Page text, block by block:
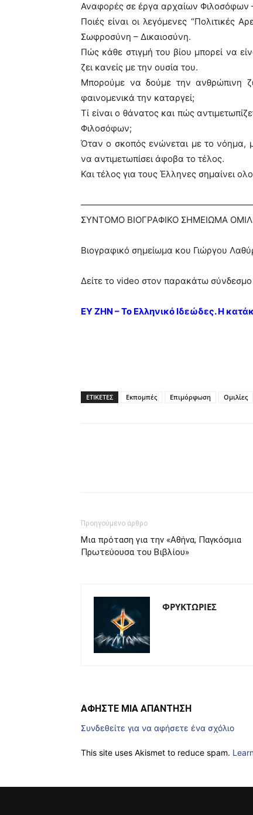
Αναφορές σε έργα αρχαίων Φιλοσόφων
Ποιές είναι οι λεγόμενες “Πολιτικές
Σωφροσύνη – Δικαιοσύνη.
Πώς κάθε στιγμή του βίου μπορεί να
ζει κανείς με την ουσία του.
Μπορούμε να δούμε την ανθρώπινη
φαινομενικά την καταργεί;
Τί είναι ο θάνατος και πώς
Φιλοσόφων;
Όταν ο σκοπός ενώνεται με το
να αντιμετωπίσει άφοβα το τέλος.
Και τέλος για τους Έλληνες σημαίνει
ΣΥΝΤΟΜΟ ΒΙΟΓΡΑΦΙΚΟ ΣΗΜΕΙΩΜΑ
Βιογραφικό σημείωμα κου Γιώργου
Δείτε το video στον παρακάτω σύνδεσμο
ΕΥ ΖΗΝ – Το Ελληνικό Ιδεώδες. Η
ΕΤΙΚΕΤΕΣ Εκπομπές Επιμόρφωση Ομιλίες
Προηγούμενο άρθρο
Μια πρόταση για την «Αθήνα, Παγκόσμια
Πρωτεύουσα του Βιβλίου»
ΦΡΥΚΤΩΡΙΕΣ
ΑΦΗΣΤΕ ΜΙΑ ΑΠΑΝΤΗΣΗ
Συνδεθείτε για να αφήσετε ένα σχόλιο
This site uses Akismet to reduce spam.